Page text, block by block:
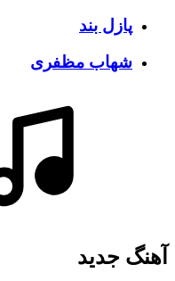
پازل بند
شهاب مظفری
آهنگ جديد